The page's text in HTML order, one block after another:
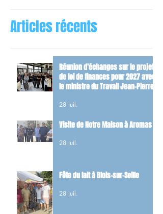
Articles récents
Réunion d’échanges sur le projet
de loi de finances pour 2027 avec
le ministre du Travail Jean-Pierre
28 juil.
Visite de Notre Maison à Aromas
28 juil.
Fête du lait à Blois-sur-Seille
28 juil.